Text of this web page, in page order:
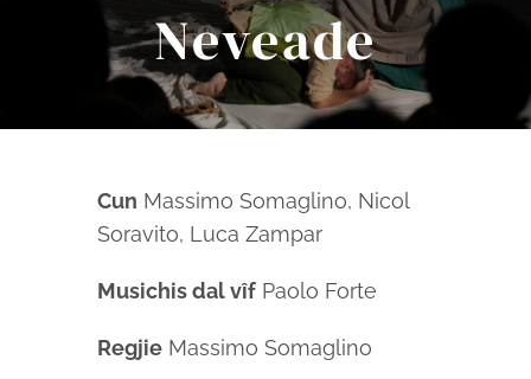
Neveade
Cun Massimo Somaglino, Nicol
Soravito, Luca Zampar
Musichis dal vîfPaolo Forte
RegjieMassimo Somaglino